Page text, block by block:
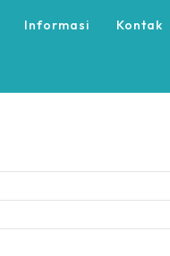
Informasi Kontak